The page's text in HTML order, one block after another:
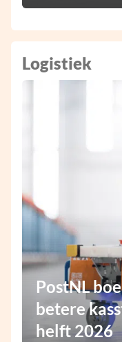
Logistiek
PostNL
betere
helft 2026